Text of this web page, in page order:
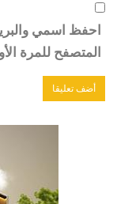
احفظ اسمي
المتصفح للمرة